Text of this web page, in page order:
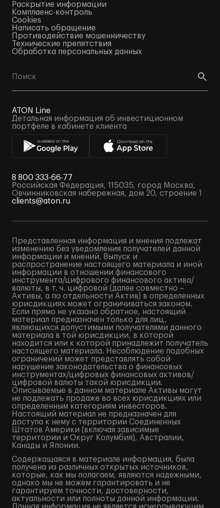
Раскрытие информации
Комплаенс-контроль
Cookies
Написать обращение
Противодействие мошенничеству
Технические препятствия
Обработка персональных данных
ATON Line
Детальная информация об инвестиционном
портфеле в кабинете клиента
8 800 333-66-77
Российская Федерация, 115035, город Москва,
Овчинниковская набережная, дом 20, строение 1
clients@aton.ru
Представленная информация и мнения подлежат
изменению без уведомления получателей данной
информации и мнений. Выпуск и
распространение настоящего материала и иной
информации в отношении финансового
инструмента/цифрового финансового актива/
валюты, в т. ч. цифровой (далее совместно –
Активы, а по отдельности Актив) в определенных
юрисдикциях может ограничиваться законом.
Если прямо не указано обратное, настоящий
материал предназначен только для лиц,
являющихся допустимыми получателями данного
материала в той юрисдикции, в которой
находится или к которой принадлежит получатель
настоящего материала. Несоблюдение подобных
ограничений может представлять собой
нарушение законодательства о финансовых
инструментах/цифровых финансовых активов/
цифровой валюты такой юрисдикции.
Описываемые в данном материале Активы могут
не подлежать продаже во всех юрисдикциях или
определенным категориям инвесторов.
Настоящий материал не предназначен для
доступа к нему с территории Соединенных
Штатов Америки (включая зависимые
территории и Округ Колумбия), Австралии,
Канады и Японии.
Содержащаяся в материале информация, была
получена из различных открытых источников,
которые, как мы полагаем, являются надежными,
однако мы не можем гарантировать и не
гарантируем точности, достоверности,
актуальности или полноты данной информации.